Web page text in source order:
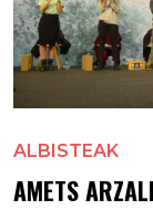
ALBISTEAK
AMETS